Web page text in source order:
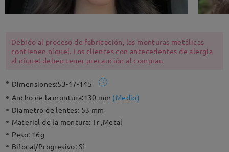
Debido al proceso de fabricación, las monturas metálicas
contienen níquel. Los clientes con antecedentes de alergia
al níquel deben tener precaución al comprar.
Dimensiones:53-17-145
Ancho de la montura:130 mm (Medio)
Diametro de lentes: 53 mm
Material de la montura:Tr ,Metal
Peso: 16g
Bifocal/Progresivo: Sí